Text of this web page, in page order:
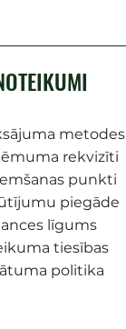
metodes
rekvizīti
punkti
piegāde
līgums
tiesības
politika